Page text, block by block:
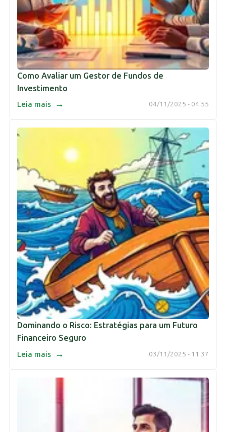
Como Avaliar um Gestor de Fundos de
Investimento
04/11/2025 - 04:55
Leia mais →
Dominando o Risco: Estratégias para um Futuro
Financeiro Seguro
03/11/2025 - 11:37
Leia mais →